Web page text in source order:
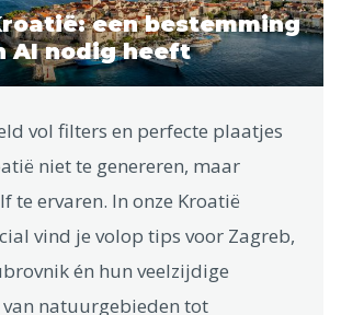
een bestemming
AI nodig heeft
vol filters en perfecte plaatjes
niet te genereren, maar
te ervaren. In onze Kroatië
vind je volop tips voor Zagreb,
én hun veelzijdige
natuurgebieden tot